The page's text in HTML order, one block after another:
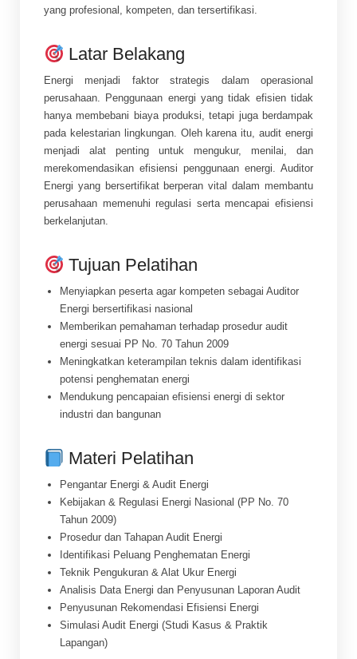
yang profesional, kompeten, dan tersertifikasi.
Latar Belakang
Energi menjadi faktor strategis dalam operasional
perusahaan. Penggunaan energi yang tidak efisien tidak
hanya membebani biaya produksi, tetapi juga berdampak
pada kelestarian lingkungan. Oleh karena itu, audit energi
menjadi alat penting untuk mengukur, menilai, dan
merekomendasikan efisiensi penggunaan energi. Auditor
Energi yang bersertifikat berperan vital dalam membantu
perusahaan memenuhi regulasi serta mencapai efisiensi
berkelanjutan.
Tujuan Pelatihan
Menyiapkan peserta agar kompeten sebagai Auditor
Energi bersertifikasi nasional
Memberikan pemahaman terhadap prosedur audit
energi sesuai PP No. 70 Tahun 2009
Meningkatkan keterampilan teknis dalam identifikasi
potensi penghematan energi
Mendukung pencapaian efisiensi energi di sektor
industri dan bangunan
Materi Pelatihan
Pengantar Energi & Audit Energi
Kebijakan & Regulasi Energi Nasional (PP No. 70
Tahun 2009)
Prosedur dan Tahapan Audit Energi
Identifikasi Peluang Penghematan Energi
Teknik Pengukuran & Alat Ukur Energi
Analisis Data Energi dan Penyusunan Laporan Audit
Penyusunan Rekomendasi Efisiensi Energi
Simulasi Audit Energi (Studi Kasus & Praktik
Lapangan)